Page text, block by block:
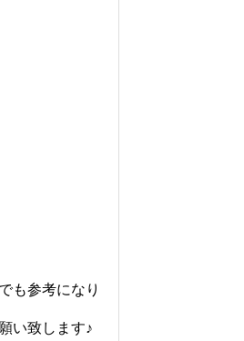
も参考になり
うか。
い致します♪